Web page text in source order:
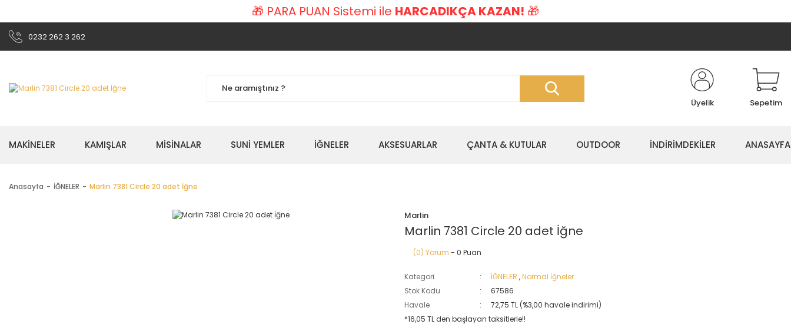
🎁 PARA PUAN Sistemi ile HARCADIKÇA KAZAN! 🎁
0232 262 3 262
Üyelik Sepetim
MAKİNELER KAMIŞLAR MİSİNALAR SUNİ YEMLER İĞNELER AKSESUARLAR ÇANTA & KUTULAR OUTDOOR İNDİRİMDEKİLER ANASAYFA
Anasayfa İĞNELER Marlin 7381 Circle 20 adet İğne
Marlin
Marlin 7381 Circle 20 adet İğne
(0) Yorum - 0 Puan
Kategori İĞNELER ,Normal İğneler
Stok Kodu
67586
Havale
72,75 TL (%3,00 havale indirimi)
*16,05 TL den başlayan taksitlerle!!